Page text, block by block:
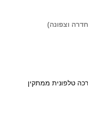
וצפונה)
טלפונית ממתקין